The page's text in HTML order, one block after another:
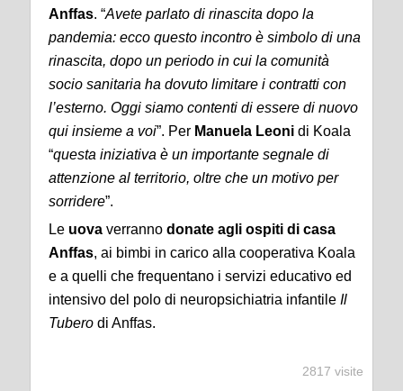
Anffas. “Avete parlato di rinascita dopo la
pandemia: ecco questo incontro è simbolo di una
rinascita, dopo un periodo in cui la comunità
socio sanitaria ha dovuto limitare i contratti con
l’esterno. Oggi siamo contenti di essere di nuovo
qui insieme a voi”. Per Manuela Leoni di Koala
“questa iniziativa è un importante segnale di
attenzione al territorio, oltre che un motivo per
sorridere”.
Le uova verranno donate agli ospiti di casa
Anffas, ai bimbi in carico alla cooperativa Koala
e a quelli che frequentano i servizi educativo ed
intensivo del polo di neuropsichiatria infantile Il
Tubero di Anffas.
2817 visite